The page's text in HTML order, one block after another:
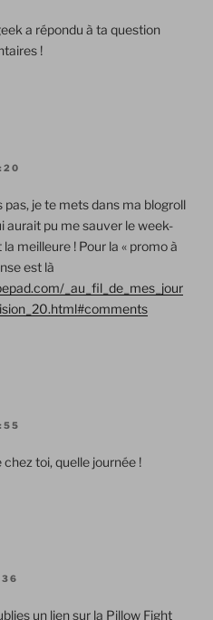
a répondu à ta question
!
pas, je te mets dans ma blogroll
aurait pu me sauver le week-
meilleure ! Pour la « promo à
est là
_au_fil_de_mes_jour
toi, quelle journée !
un lien sur la Pillow Fight